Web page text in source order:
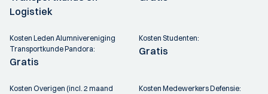
Logistiek
Kosten Leden Alumnivereniging
Transportkunde Pandora:
Gratis
Kosten Studenten:
Gratis
Kosten Overigen (incl. 2 maand
Kosten Medewerkers Defensie: